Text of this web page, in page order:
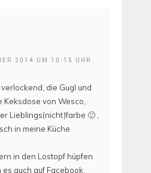
2014 UM 10:15 UHR
die Gugl und
von Wesco,
Lieblings(nicht)farbe 🙂 ,
in meine Küche
in den Lostopf hüpfen
auch auf Facebook.